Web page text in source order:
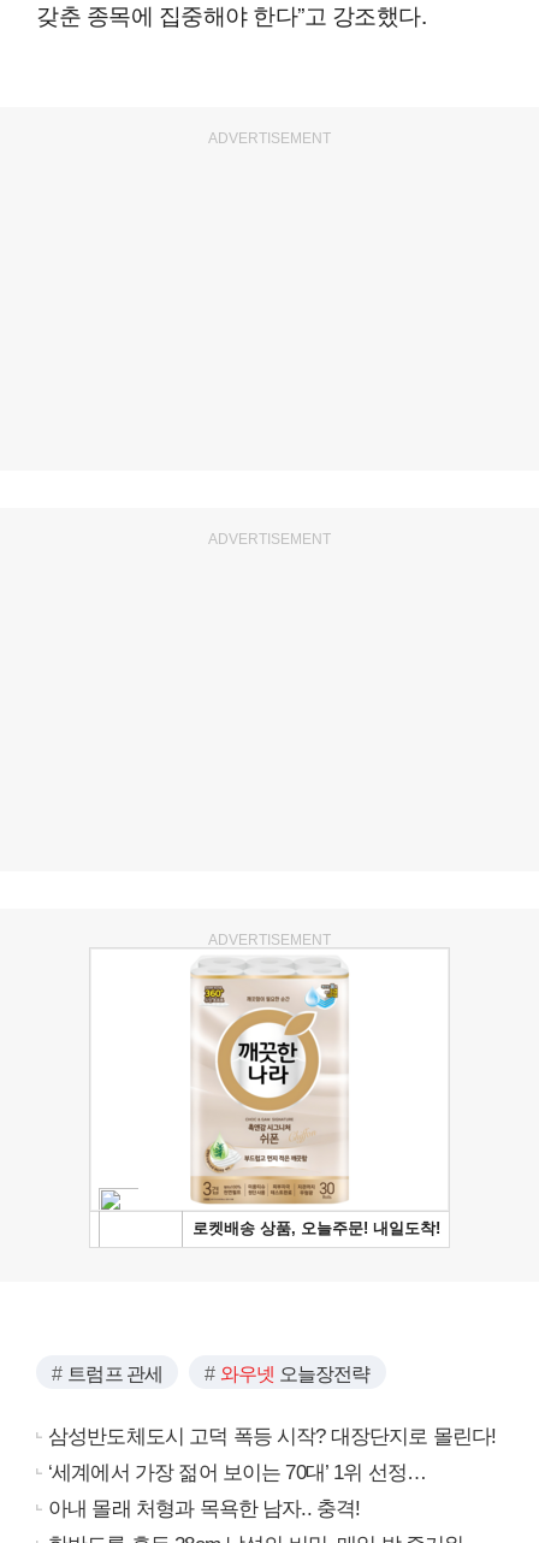
갖춘 종목에 집중해야 한다”고 강조했다.
ADVERTISEMENT
ADVERTISEMENT
ADVERTISEMENT
트럼프 관세 와우넷 오늘장전략
삼성반도체도시 고덕 폭등 시작? 대장단지로 몰린다!
‘세계에서 가장 젊어 보이는 70대’ 1위 선정…
아내 몰래 처형과 목욕한 남자.. 충격!